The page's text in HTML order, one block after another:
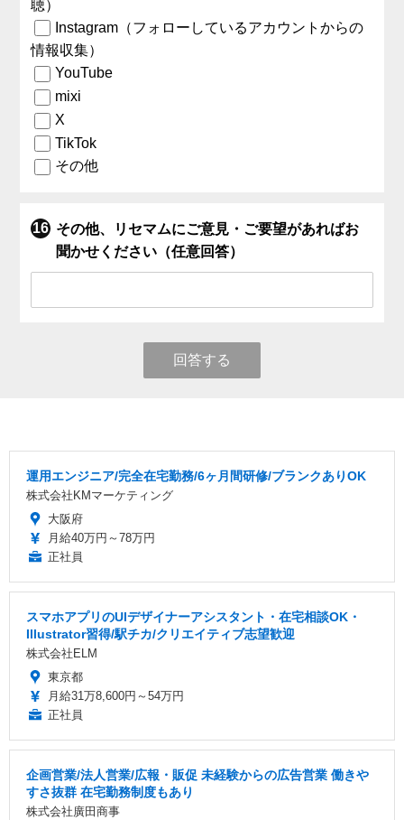
聴）
Instagram（フォローしているアカウントからの
情報収集）
YouTube
mixi
X
TikTok
その他
その他、リセマムにご意見・ご要望があればお
聞かせください（任意回答）
回答する
運用エンジニア/完全在宅勤務/6ヶ月間研修/ブランクありOK
株式会社KMマーケティング
大阪府
月給40万円～78万円
正社員
スマホアプリのUIデザイナーアシスタント・在宅相談OK・
Illustrator習得/駅チカ/クリエイティブ志望歓迎
株式会社ELM
東京都
月給31万8,600円～54万円
正社員
企画営業/法人営業/広報・販促 未経験からの広告営業 働きや
すさ抜群 在宅勤務制度もあり
株式会社廣田商事